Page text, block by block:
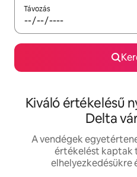
Távozás
Kiváló értékelésű
Delta
A vendégek
értékelést kaptak
elhelyezkedésükre